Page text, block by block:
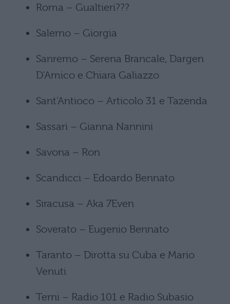
Roma – Gualtieri???
Salerno – Giorgia
Sanremo – Serena Brancale, Dargen
D’Amico e Chiara Galiazzo
Sant’Antioco – Articolo 31 e Tazenda
Sassari – Gianna Nannini
Savona – Ron
Scandicci – Edoardo Bennato
Siracusa – Aka 7Even
Soverato – Eugenio Bennato
Taranto – Dirotta su Cuba e Mario
Venuti
Terni – Radio 101 e Radio Subasio